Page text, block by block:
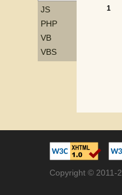
JS
PHP
VB
VBS
1
Copyright ©